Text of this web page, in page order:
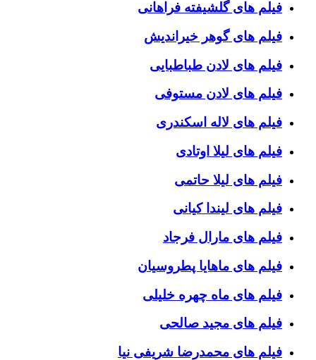
فیلم های گلشیفته فراهانی
فیلم های گوهر خیراندیش
فیلم های لادن طباطبایی
فیلم های لادن مستوفی
فیلم های لاله اسکندری
فیلم های لیلا اوتادی
فیلم های لیلا حاتمی
فیلم های لیندا کیانی
فیلم های مارال فرجاد
فیلم های ماهایا پطروسیان
فیلم های ماه چهره خلیلی
فیلم های مجید صالحی
فیلم های محمدرضا شریفی نیا